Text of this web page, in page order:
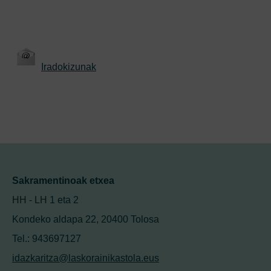
Iradokizunak
Sakramentinoak etxea
HH - LH 1 eta 2
Kondeko aldapa 22, 20400 Tolosa
Tel.: 943697127
idazkaritza@laskorainikastola.eus